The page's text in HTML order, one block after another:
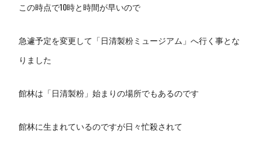
この時点で10時と時間が早いので
急遽予定を変更して「日清製粉ミュージアム」へ行く事とな
りました
館林は「日清製粉」始まりの場所でもあるのです
館林に生まれているのですが日々忙殺されて